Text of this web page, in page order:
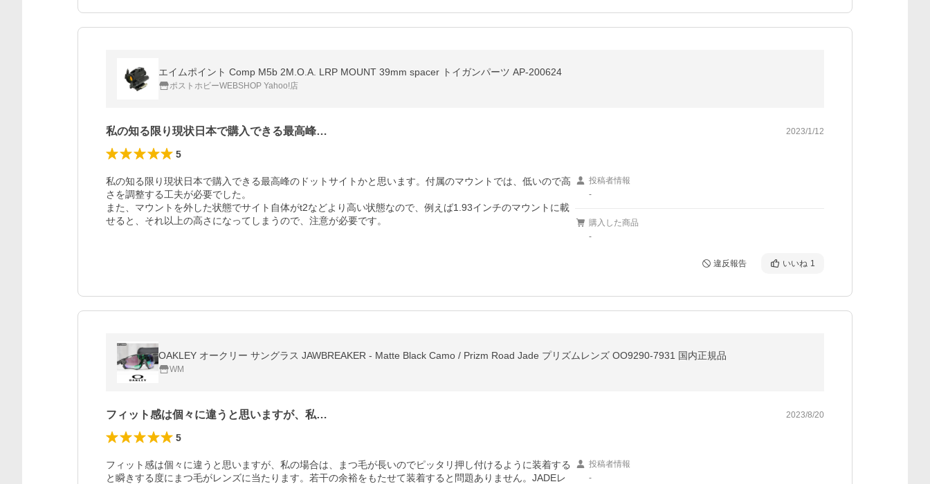
エイムポイント Comp M5b 2M.O.A. LRP MOUNT 39mm spacer トイガンパーツ AP-200624
ポストホビーWEBSHOP Yahoo!店
私の知る限り現状日本で購入できる最高峰… 2023/1/12
5
私の知る限り現状日本で購入できる最高峰のドットサイトかと思います。付属のマウントでは、低いので高
さを調整する工夫が必要でした。
また、マウントを外した状態でサイト自体がt2などより高い状態なので、例えば1.93インチのマウントに載
せると、それ以上の高さになってしまうので、注意が必要です。
投稿者情報
-
購入した商品
-
違反報告 いいね 1
OAKLEY オークリー サングラス JAWBREAKER - Matte Black Camo / Prizm Road Jade プリズムレンズ OO9290-7931 国内正規品
WM
フィット感は個々に違うと思いますが、私… 2023/8/20
5
フィット感は個々に違うと思いますが、私の場合は、まつ毛が長いのでピッタリ押し付けるように装着する
と瞬きする度にまつ毛がレンズに当たります。若干の余裕をもたせて装着すると問題ありません。JADEレ
投稿者情報
-